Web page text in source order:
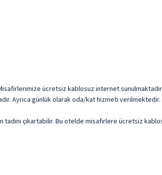
ücretsiz kablosuz internet
Ayrıca günlük olarak oda/kat hizmeti verilmektedir.
çıkartabilir. Bu otelde misafirlere ücretsiz